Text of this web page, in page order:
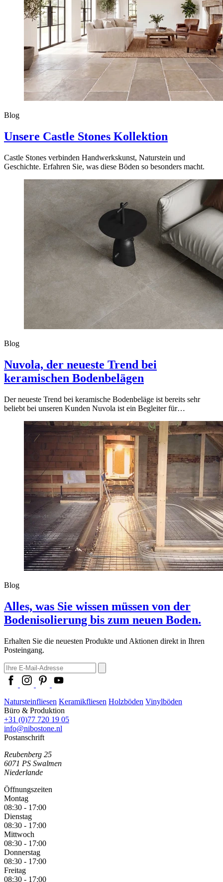
Blog
Unsere Castle Stones Kollektion
Castle Stones verbinden Handwerkskunst, Naturstein und
Geschichte. Erfahren Sie, was diese Böden so besonders macht.
Blog
Nuvola, der neueste Trend bei
keramischen Bodenbelägen
Der neueste Trend bei keramische Bodenbeläge ist bereits sehr
beliebt bei unseren Kunden Nuvola ist ein Begleiter für…
Blog
Alles, was Sie wissen müssen von der
Bodenisolierung bis zum neuen Boden.
Erhalten Sie die neuesten Produkte und Aktionen direkt in Ihren
Posteingang.
Natursteinfliesen Keramikfliesen Holzböden Vinylböden
Büro & Produktion
+31 (0)77 720 19 05
info@nibostone.nl
Postanschrift
Reubenberg 25
6071 PS Swalmen
Niederlande
Öffnungszeiten
Montag
08:30 - 17:00
Dienstag
08:30 - 17:00
Mittwoch
08:30 - 17:00
Donnerstag
08:30 - 17:00
Freitag
08:30 - 17:00